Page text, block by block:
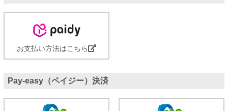
お支払い方法はこちら
Pay-easy（ペイジー）決済